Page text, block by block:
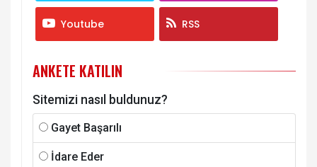
Youtube RSS
ANKETE KATILIN
Sitemizi nasıl buldunuz?
Gayet Başarılı
İdare Eder